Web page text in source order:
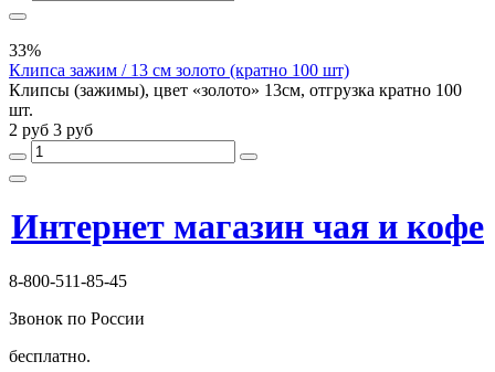
33%
Клипса зажим / 13 см золото (кратно 100 шт)
Клипсы (зажимы), цвет «золото» 13см, отгрузка кратно 100
шт.
2 руб 3 руб
Интернет магазин чая и кофе
8-800-511-85-45
Звонок по России
бесплатно.